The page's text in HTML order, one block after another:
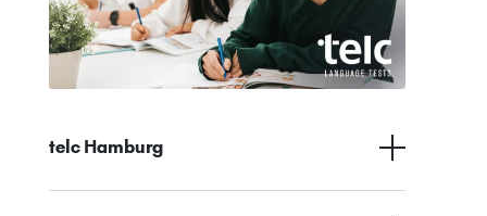
telc Hamburg